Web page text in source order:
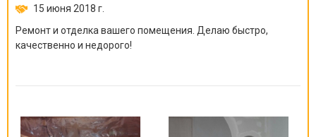
15 июня 2018 г.
Ремонт и отделка вашего помещения. Делаю быстро,
качественно и недорого!